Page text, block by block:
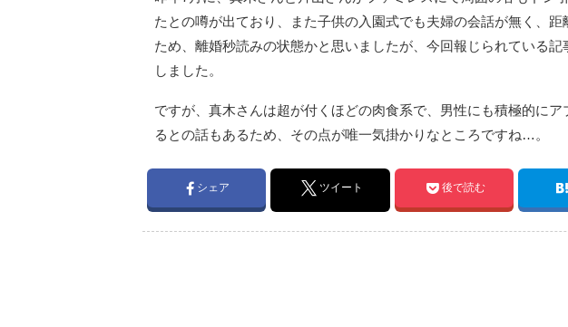
たとの噂が出ており、また子供の入園式でも夫婦の会話が無く、
ため、離婚秒読みの状態かと思いましたが、今回報じられている
しました。
ですが、真木さんは超が付くほどの肉食系で、男性にも積極的に
るとの話もあるため、その点が唯一気掛かりなところですね…。
シェア ツイート 後で読む